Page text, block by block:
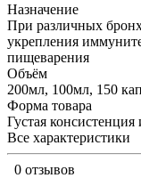
Назначение
При различных
укрепления
пищеварения
Объём
200мл, 100мл, 150
Форма товара
Густая консистенция
Все характеристики
0 отзывов